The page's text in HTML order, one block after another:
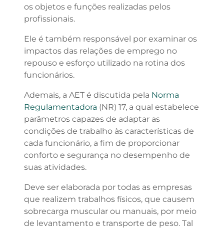
os objetos e funções realizadas pelos
profissionais.
Ele é também responsável por examinar os
impactos das relações de emprego no
repouso e esforço utilizado na rotina dos
funcionários.
Ademais, a AET é discutida pela Norma
Regulamentadora (NR) 17, a qual estabelece
parâmetros capazes de adaptar as
condições de trabalho às características de
cada funcionário, a fim de proporcionar
conforto e segurança no desempenho de
suas atividades.
Deve ser elaborada por todas as empresas
que realizem trabalhos físicos, que causem
sobrecarga muscular ou manuais, por meio
de levantamento e transporte de peso. Tal